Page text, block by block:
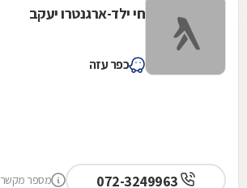
חי ילד-ארגנטרו יעקב
כפר עזה
מספר מקשר